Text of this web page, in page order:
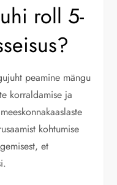
roll 5-
peamine mängu
korraldamise ja
kohtumise
et